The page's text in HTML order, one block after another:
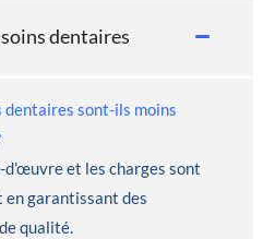
dentaires
dentaires sont-ils moins
d’œuvre et les charges sont
en garantissant des
qualité.